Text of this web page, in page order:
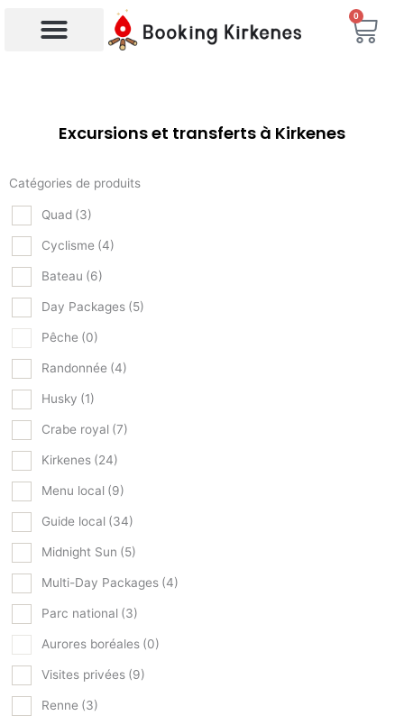
0
Excursions et transferts à Kirkenes
Catégories de produits
Quad (3)
Cyclisme (4)
Bateau (6)
Day Packages (5)
Pêche (0)
Randonnée (4)
Husky (1)
Crabe royal (7)
Kirkenes (24)
Menu local (9)
Guide local (34)
Midnight Sun (5)
Multi-Day Packages (4)
Parc national (3)
Aurores boréales (0)
Visites privées (9)
Renne (3)